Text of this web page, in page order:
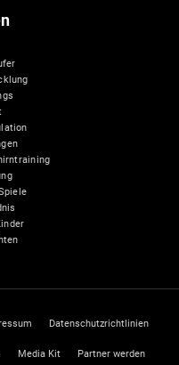
Datenschutzrichtlinien
Media Kit Partner werden